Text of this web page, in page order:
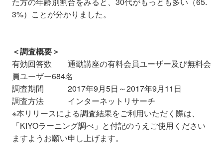
3%）ことが分かりました。
＜調査概要＞
有効回答数 通勤講座の有料会員ユーザー及び無料会
員ユーザー684名
調査期間 2017年9月5日～2017年9月11日
調査方法 インターネットリサーチ
※本リリースによる調査結果をご利用いただく際は、
「KIYOラーニング調べ」と付記のうえご使用ください
ますようお願い申し上げます。